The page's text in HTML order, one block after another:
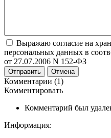
Выражаю согласие на
персональных данных в
от 27.07.2006 N 152-ФЗ
Отправить Отмена
Комментарии (1)
Комментировать
Комментарий был
Информация: